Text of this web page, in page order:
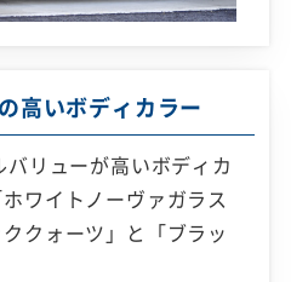
高いボディカラー
リューが高いボディカ
ワイトノーヴァガラス
クォーツ」と「ブラッ